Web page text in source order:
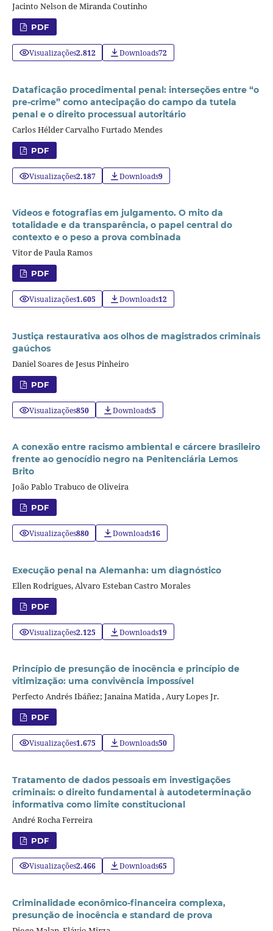
Jacinto Nelson de Miranda Coutinho
PDF
Visualizações2.812 Downloads72
Dataficação procedimental penal: interseções entre “o
pre-crime” como antecipação do campo da tutela
penal e o direito processual autoritário
Carlos Hélder Carvalho Furtado Mendes
PDF
Visualizações2.187 Downloads9
Vídeos e fotografias em julgamento. O mito da
totalidade e da transparência, o papel central do
contexto e o peso a prova combinada
Vitor de Paula Ramos
PDF
Visualizações1.605 Downloads12
Justiça restaurativa aos olhos de magistrados criminais
gaúchos
Daniel Soares de Jesus Pinheiro
PDF
Visualizações850 Downloads5
A conexão entre racismo ambiental e cárcere brasileiro
frente ao genocídio negro na Penitenciária Lemos
Brito
João Pablo Trabuco de Oliveira
PDF
Visualizações880 Downloads16
Execução penal na Alemanha: um diagnóstico
Ellen Rodrigues, Alvaro Esteban Castro Morales
PDF
Visualizações2.125 Downloads19
Princípio de presunção de inocência e princípio de
vitimização: uma convivência impossível
Perfecto Andrés Ibáñez; Janaina Matida , Aury Lopes Jr.
PDF
Visualizações1.675 Downloads50
Tratamento de dados pessoais em investigações
criminais: o direito fundamental à autodeterminação
informativa como limite constitucional
André Rocha Ferreira
PDF
Visualizações2.466 Downloads65
Criminalidade econômico-financeira complexa,
presunção de inocência e standard de prova